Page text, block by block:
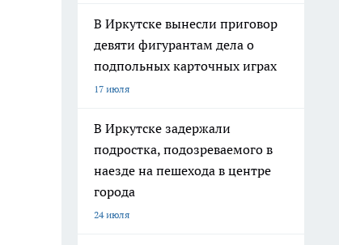
В Иркутске вынесли приговор
девяти фигурантам дела о
подпольных карточных играх
17 июля
В Иркутске задержали
подростка, подозреваемого в
наезде на пешехода в центре
города
24 июля